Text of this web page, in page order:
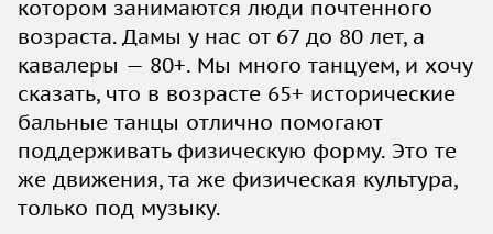
котором занимаются люди почтенного
возраста. Дамы у нас от 67 до 80 лет, а
кавалеры — 80+. Мы много танцуем, и хочу
сказать, что в возрасте 65+ исторические
бальные танцы отлично помогают
поддерживать физическую форму. Это те
же движения, та же физическая культура,
только под музыку.